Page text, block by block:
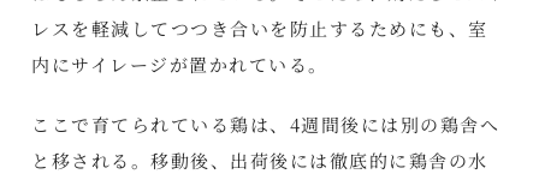
レスを軽減してつつき合いを防止するためにも、室
内にサイレージが置かれている。
ここで育てられている鶏は、4週間後には別の鶏舎へ
と移される。移動後、出荷後には徹底的に鶏舎の水